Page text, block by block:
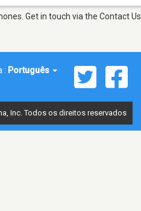
Get in touch via the Contact Us
: Português
Inc. Todos os direitos reservados